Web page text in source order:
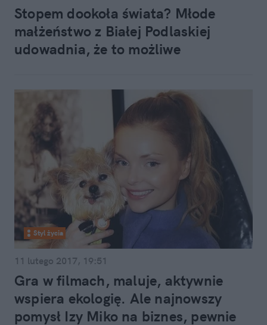
Stopem dookoła świata? Młode
małżeństwo z Białej Podlaskiej
udowadnia, że to możliwe
Styl życia
11 lutego 2017, 19:51
Gra w filmach, maluje, aktywnie
wspiera ekologię. Ale najnowszy
pomysł Izy Miko na biznes, pewnie